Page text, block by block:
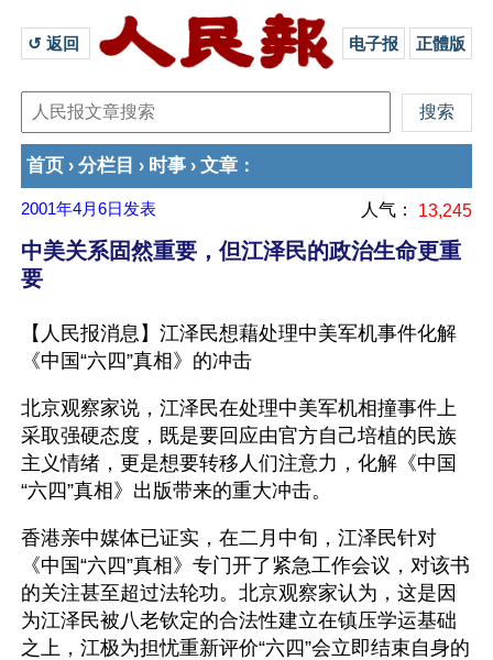
↺ 返回 电子报 正體版
首页 › 分栏目 › 时事 › 文章 ：
2001年4月6日 发表 人气： 13,245
中美关系固然重要，但江泽民的政治生命更重
要
【人民报消息】江泽民想藉处理中美军机事件化解
《中国“六四”真相》的冲击
北京观察家说，江泽民在处理中美军机相撞事件上
采取强硬态度，既是要回应由官方自己培植的民族
主义情绪，更是想要转移人们注意力，化解《中国
“六四”真相》出版带来的重大冲击。
香港亲中媒体已证实，在二月中旬，江泽民针对
《中国“六四”真相》专门开了紧急工作会议，对该书
的关注甚至超过法轮功。北京观察家认为，这是因
为江泽民被八老钦定的合法性建立在镇压学运基础
之上，江极为担忧重新评价“六四”会立即结束自身的